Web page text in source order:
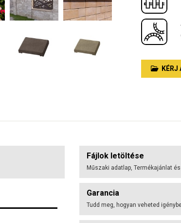
KÉRJ
Fájlok letöltése
Műszaki adatlap, Termékajánlat
Garancia
Tudd meg, hogyan veheted